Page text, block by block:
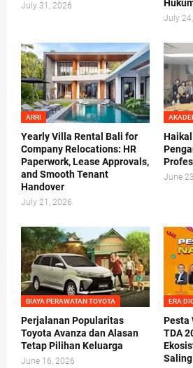
July 31, 2026
July
ARRI
Yearly Villa Rental Bali for
Company Relocations: HR
Paperwork, Lease Approvals,
and Smooth Tenant
Handover
July 21, 2026
June
BIAYA PERAWATAN TOYOTA
Perjalanan Popularitas
Toyota Avanza dan Alasan
Tetap Pilihan Keluarga
June 16, 2026
ERA
Pesta
TDA